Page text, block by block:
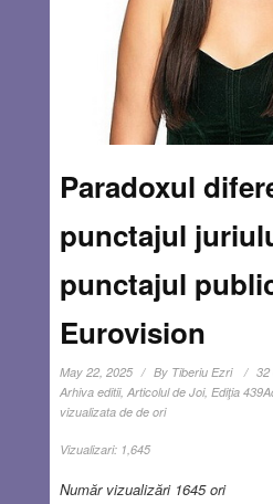
Paradoxul
punctajul
punctajul
Eurovision
May 22, 2025 By Tiberiu Ezri 32
Arhiva editii, Articolul de Joi, Ediţia 439
vizualizata de de ori
Vizualizari: 1,645
Număr vizualizări 1645 ori